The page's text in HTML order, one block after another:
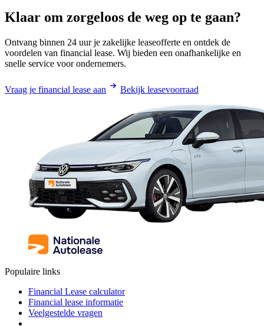
Klaar om zorgeloos de weg op te gaan?
Ontvang binnen 24 uur je zakelijke leaseofferte en ontdek de
voordelen van financial lease. Wij bieden een onafhankelijke en
snelle service voor ondernemers.
Vraag je financial lease aan Bekijk leasevoorraad
Populaire links
Financial Lease calculator
Financial lease informatie
Veelgestelde vragen